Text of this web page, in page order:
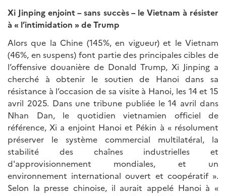
Xi Jinping enjoint – sans succès – le Vietnam à résister
à « l’intimidation » de Trump
Alors que la Chine (145%, en vigueur) et le Vietnam
(46%, en suspens) font partie des principales cibles de
l’offensive douanière de Donald Trump, Xi Jinping a
cherché à obtenir le soutien de Hanoi dans sa
résistance à l’occasion de sa visite à Hanoi, les 14 et 15
avril 2025. Dans une tribune publiée le 14 avril dans
Nhan Dan, le quotidien vietnamien officiel de
référence, Xi a enjoint Hanoi et Pékin à « résolument
préserver le système commercial multilatéral, la
stabilité des chaînes industrielles et
d'approvisionnement mondiales, et un
environnement international ouvert et coopératif ».
Selon la presse chinoise, il aurait appelé Hanoi à «